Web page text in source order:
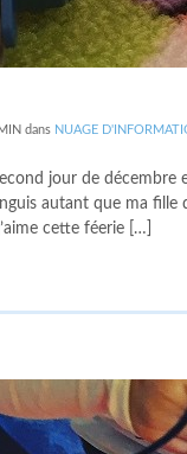
dans NUAGE
jour de décembre
autant que ma fille
cette féerie […]